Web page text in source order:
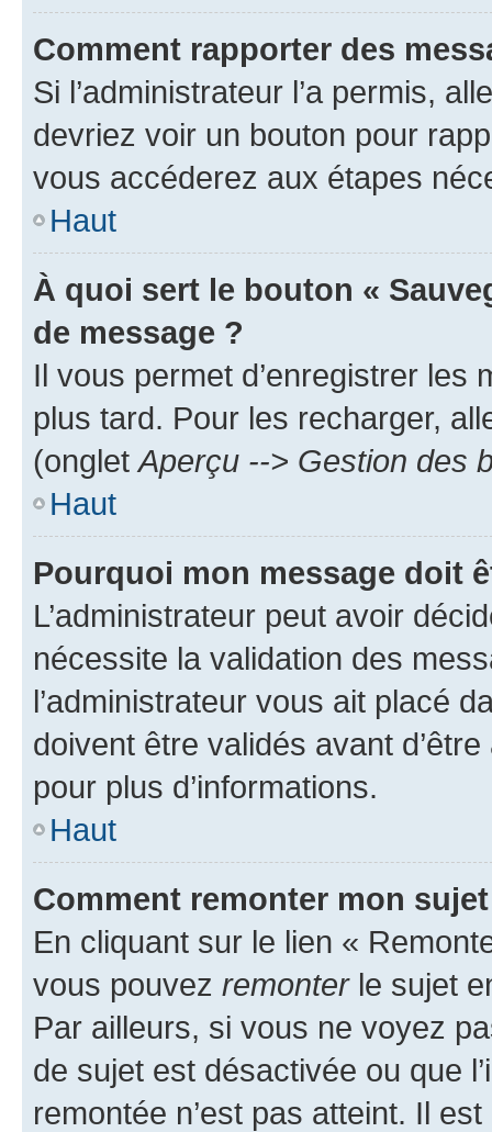
Comment rapporter des
Si l’administrateur l’a permis,
devriez voir un bouton pour
vous accéderez aux étapes
Haut
À quoi sert le bouton «
de message ?
Il vous permet d’enregistrer
plus tard. Pour les recharger,
(onglet Aperçu --> Gestion des
Haut
Pourquoi mon message doit
L’administrateur peut avoir
nécessite la validation des
l’administrateur vous ait placé
doivent être validés avant
pour plus d’informations.
Haut
Comment remonter mon
En cliquant sur le lien «
vous pouvez remonterle sujet
Par ailleurs, si vous ne voyez
de sujet est désactivée ou que
remontée n’est pas atteint. Il